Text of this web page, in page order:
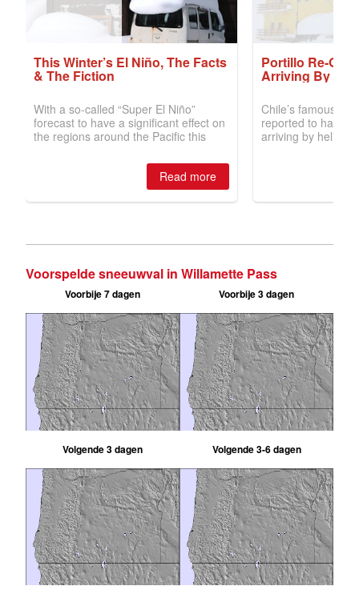
Voorspelde sneeuwval in Willamette Pass
Voorbije 7 dagen Voorbije 3 dagen
Volgende 3 dagen Volgende 3-6 dagen